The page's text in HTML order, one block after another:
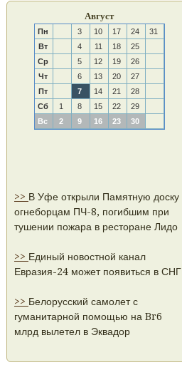
Август
Пн 3 10 17 24
31
Вт
4 11 18
25
Ср
5 12 19
26
Чт
6 13 20
27
Пт
7 14 21
28
Сб
1 8 15 22
29
Вс
2 9 16 23 30
>> В Уфе открыли Памятную доску
огнеборцам ПЧ-8, погибшим при
тушении пожара в ресторане Лидо
>> Единый новостной канал
Евразия-24 может появиться в СНГ
>> Белорусский самолет с
гуманитарной помощью на Br6
млрд вылетел в Эквадор